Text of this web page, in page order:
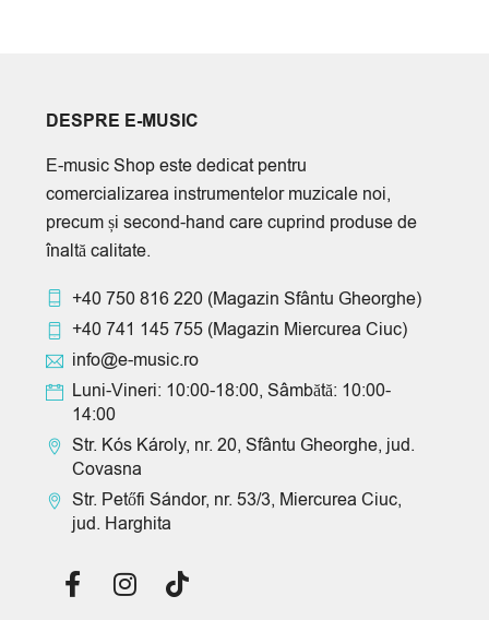
DESPRE E-MUSIC
E-music Shop este dedicat pentru
comercializarea instrumentelor muzicale noi,
precum și second-hand care cuprind produse de
înaltă calitate.
+40 750 816 220 (Magazin Sfântu Gheorghe)
+40 741 145 755 (Magazin Miercurea Ciuc)
info@e-music.ro
Luni-Vineri: 10:00-18:00, Sâmbătă: 10:00-
14:00
Str. Kós Károly, nr. 20, Sfântu Gheorghe, jud.
Covasna
Str. Petőfi Sándor, nr. 53/3, Miercurea Ciuc,
jud. Harghita